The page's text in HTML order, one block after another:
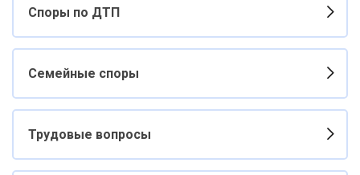
Споры по ДТП
Семейные споры
Трудовые вопросы